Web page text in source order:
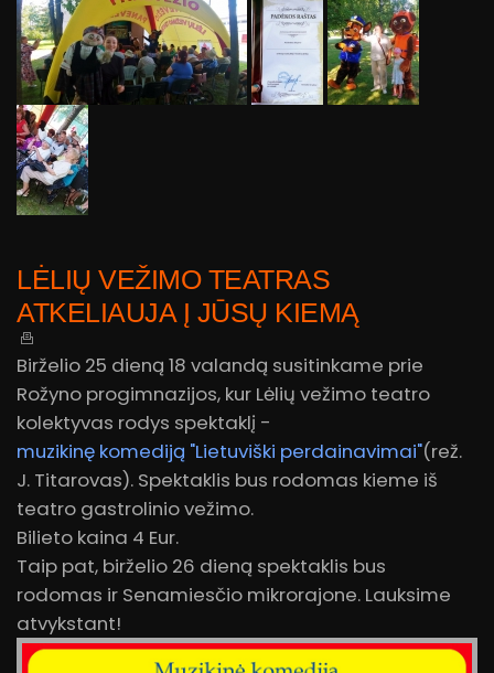
LĖLIŲ VEŽIMO TEATRAS
ATKELIAUJA Į JŪSŲ KIEMĄ
Birželio 25 dieną 18 valandą susitinkame prie
Rožyno progimnazijos, kur Lėlių vežimo teatro
kolektyvas rodys spektaklį -
muzikinę komediją "Lietuviški perdainavimai"(rež.
J. Titarovas). Spektaklis bus rodomas kieme iš
teatro gastrolinio vežimo.
Bilieto kaina 4 Eur.
Taip pat, birželio 26 dieną spektaklis bus
rodomas ir Senamiesčio mikrorajone. Lauksime
atvykstant!